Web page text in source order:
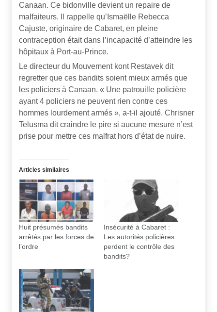
Canaan. Ce bidonville devient un repaire de
malfaiteurs. Il rappelle qu’Ismaëlle Rebecca
Cajuste, originaire de Cabaret, en pleine
contraception était dans l’incapacité d’atteindre les
hôpitaux à Port-au-Prince.
Le directeur du Mouvement kont Restavek dit
regretter que ces bandits soient mieux armés que
les policiers à Canaan. « Une patrouille policière
ayant 4 policiers ne peuvent rien contre ces
hommes lourdement armés », a-t-il ajouté. Chrisner
Telusma dit craindre le pire si aucune mesure n’est
prise pour mettre ces malfrat hors d’état de nuire.
Articles similaires
Huit présumés bandits
arrêtés par les forces de
l’ordre
Insécurité à Cabaret :
Les autorités policières
perdent le contrôle des
bandits?